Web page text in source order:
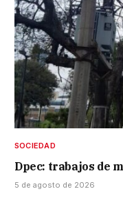
SOCIEDAD
Dpec: trabajos de
5 de agosto de 2026